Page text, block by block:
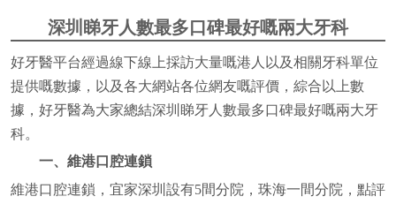
深圳睇牙人數最多口碑最好嘅兩大牙科
好牙醫平台經過線下線上採訪大量嘅港人以及相關牙科單位
提供嘅數據，以及各大網站各位網友嘅評價，綜合以上數
據，好牙醫為大家總結深圳睇牙人數最多口碑最好嘅兩大牙
科。
一、維港口腔連鎖
維港口腔連鎖，宜家深圳設有5間分院，珠海一間分院，點評